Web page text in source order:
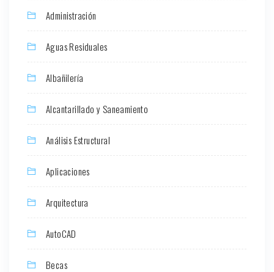
Administración
Aguas Residuales
Albañilería
Alcantarillado y Saneamiento
Análisis Estructural
Aplicaciones
Arquitectura
AutoCAD
Becas